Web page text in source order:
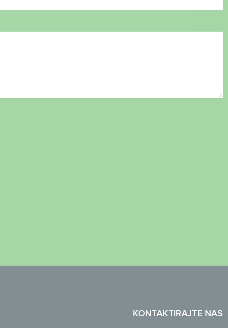
KONTAKTIRAJTE NAS